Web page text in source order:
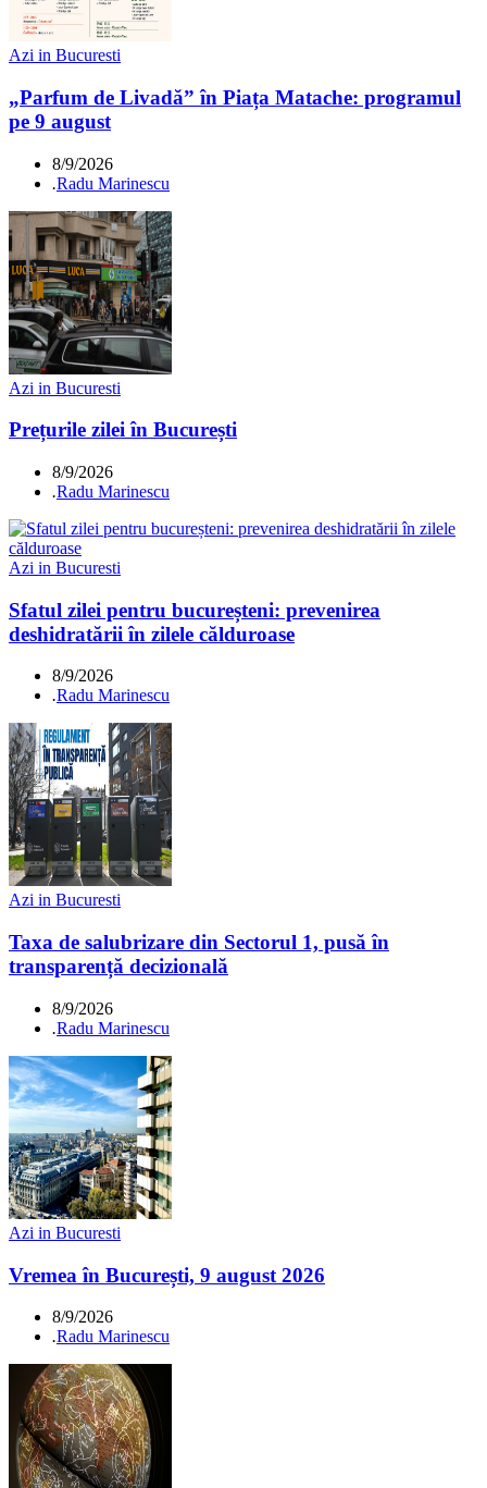
Azi in Bucuresti
„Parfum de Livadă” în Piața Matache: programul
pe 9 august
8/9/2026
.Radu Marinescu
Azi in Bucuresti
Prețurile zilei în București
8/9/2026
.Radu Marinescu
Azi in Bucuresti
Sfatul zilei pentru bucureșteni: prevenirea
deshidratării în zilele călduroase
8/9/2026
.Radu Marinescu
Azi in Bucuresti
Taxa de salubrizare din Sectorul 1, pusă în
transparență decizională
8/9/2026
.Radu Marinescu
Azi in Bucuresti
Vremea în București, 9 august 2026
8/9/2026
.Radu Marinescu